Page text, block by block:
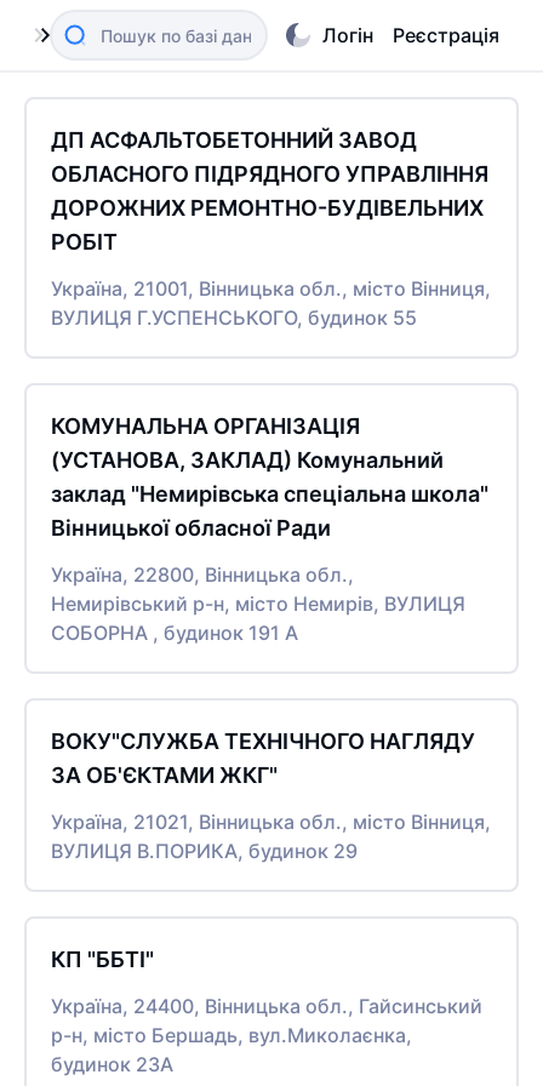
Логін Реєстрація
ДП АСФАЛЬТОБЕТОННИЙ ЗАВОД
ОБЛАСНОГО ПІДРЯДНОГО УПРАВЛІННЯ
ДОРОЖНИХ РЕМОНТНО-БУДІВЕЛЬНИХ
РОБІТ
Україна, 21001, Вінницька обл., місто Вінниця,
ВУЛИЦЯ Г.УСПЕНСЬКОГО, будинок 55
КОМУНАЛЬНА ОРГАНІЗАЦІЯ
(УСТАНОВА, ЗАКЛАД) Комунальний
заклад "Немирівська спеціальна школа"
Вінницької обласної Ради
Україна, 22800, Вінницька обл.,
Немирівський р-н, місто Немирів, ВУЛИЦЯ
СОБОРНА , будинок 191 А
ВОКУ"СЛУЖБА ТЕХНІЧНОГО НАГЛЯДУ
ЗА ОБ'ЄКТАМИ ЖКГ"
Україна, 21021, Вінницька обл., місто Вінниця,
ВУЛИЦЯ В.ПОРИКА, будинок 29
КП "ББТІ"
Україна, 24400, Вінницька обл., Гайсинський
р-н, місто Бершадь, вул.Миколаєнка,
будинок 23А